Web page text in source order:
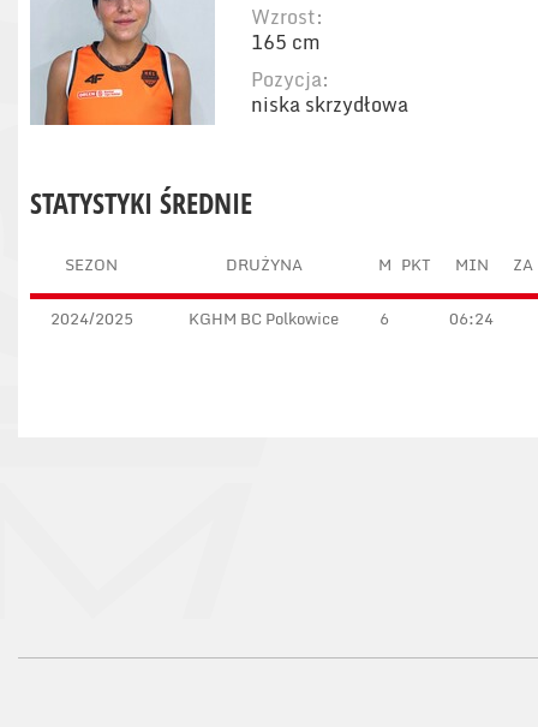
Wzrost:
165 cm
Pozycja:
niska skrzydłowa
STATYSTYKI ŚREDNIE
SEZON DRUŻYNA M PKT MIN ZA
2024/2025 KGHM BC Polkowice 6 06:24